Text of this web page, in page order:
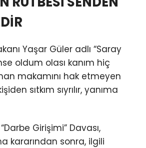
Yaşar Güler adlı “Saray
oldum olası kanım hiç
makamını hak etmeyen
sıtkım sıyrılır, yanıma
Girişimi” Davası,
kararından sonra, ilgili